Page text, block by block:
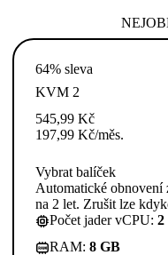
64% sleva
KVM 2
545,99 Kč
197,99 Kč/měs.
Vybrat balíček
Automatické obnovení
na 2 let. Zrušit lze
Počet jader vCPU: 2
RAM: 8 GB